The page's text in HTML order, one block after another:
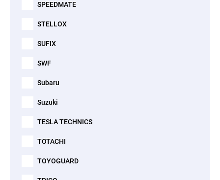
SPEEDMATE
STELLOX
SUFIX
SWF
Subaru
Suzuki
TESLA TECHNICS
TOTACHI
TOYOGUARD